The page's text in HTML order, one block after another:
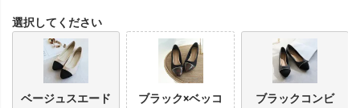
選択してください
ベージュスエード
ブラック×ベッコ
ブラックコンビ